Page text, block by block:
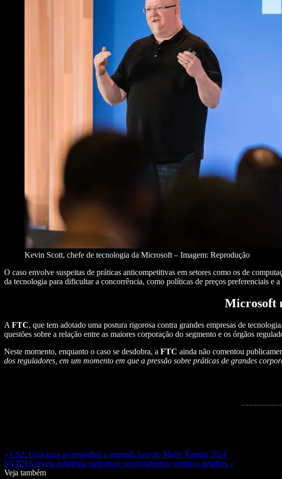
Kevin Scott, chefe de tecnologia da Microsoft – Imagem: Reprodução
O caso envolve suspeitas de práticas anticompetitivas em setores como os de
da tecnologia para dificultar a concorrência, como políticas de preços preferenciais e
Microsoft
A FTC, que tem adotado uma postura rigorosa contra grandes empresas de
questões sobre a relação entre as maiores corporação do segmento e os órgãos
Neste momento, enquanto o caso se desdobra, a FTC ainda não comentou
dos reguladores, em um momento em que a pressão sobre práticas de grandes
« CS2: Guia para acompanhar a segunda fase do Major Xangai 2024
NVIDIA revela estratégia para atrair novos talentos, conheça detalhes »
Veja também